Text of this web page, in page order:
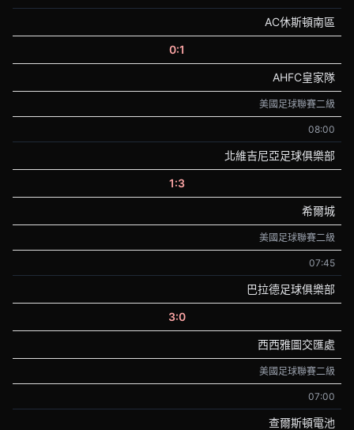
AC休斯頓南區
0:1
AHFC皇家隊
美國足球聯賽二級
08:00
北維吉尼亞足球俱樂部
1:3
希爾城
美國足球聯賽二級
07:45
巴拉德足球俱樂部
3:0
西西雅圖交匯處
美國足球聯賽二級
07:00
查爾斯頓電池